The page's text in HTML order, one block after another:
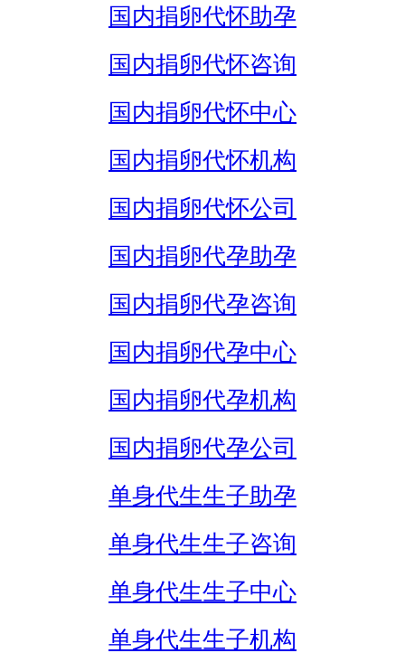
国内捐卵代怀助孕
国内捐卵代怀咨询
国内捐卵代怀中心
国内捐卵代怀机构
国内捐卵代怀公司
国内捐卵代孕助孕
国内捐卵代孕咨询
国内捐卵代孕中心
国内捐卵代孕机构
国内捐卵代孕公司
单身代生生子助孕
单身代生生子咨询
单身代生生子中心
单身代生生子机构